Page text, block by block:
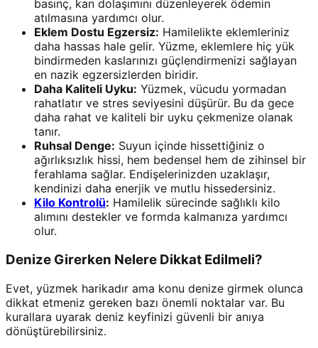
basınç, kan dolaşımını düzenleyerek ödemin
atılmasına yardımcı olur.
Eklem Dostu Egzersiz: Hamilelikte eklemleriniz
daha hassas hale gelir. Yüzme, eklemlere hiç yük
bindirmeden kaslarınızı güçlendirmenizi sağlayan
en nazik egzersizlerden biridir.
Daha Kaliteli Uyku: Yüzmek, vücudu yormadan
rahatlatır ve stres seviyesini düşürür. Bu da gece
daha rahat ve kaliteli bir uyku çekmenize olanak
tanır.
Ruhsal Denge: Suyun içinde hissettiğiniz o
ağırlıksızlık hissi, hem bedensel hem de zihinsel bir
ferahlama sağlar. Endişelerinizden uzaklaşır,
kendinizi daha enerjik ve mutlu hissedersiniz.
Kilo Kontrolü: Hamilelik sürecinde sağlıklı kilo
alımını destekler ve formda kalmanıza yardımcı
olur.
Denize Girerken Nelere Dikkat Edilmeli?
Evet, yüzmek harikadır ama konu denize girmek olunca
dikkat etmeniz gereken bazı önemli noktalar var. Bu
kurallara uyarak deniz keyfinizi güvenli bir anıya
dönüştürebilirsiniz.